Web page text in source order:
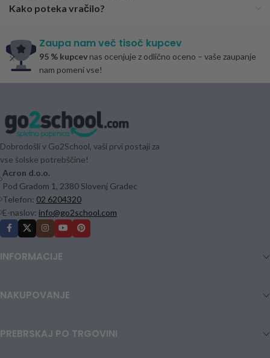
Kako poteka vračilo?
Zaupa nam več tisoč kupcev
95 % kupcev nas ocenjuje z odlično oceno – vaše zaupanje
nam pomeni vse!
Dobrodošli v Go2School, vaši prvi postaji za
vse šolske potrebščine!
Acron d.o.o.
Pod Gradom 1, 2380 Slovenj Gradec
Telefon: 02 6204320
E-naslov: info@go2school.com
INFORMACIJE
NAKUPOVANJE
PREBRSKAJ PO TRGOVINI